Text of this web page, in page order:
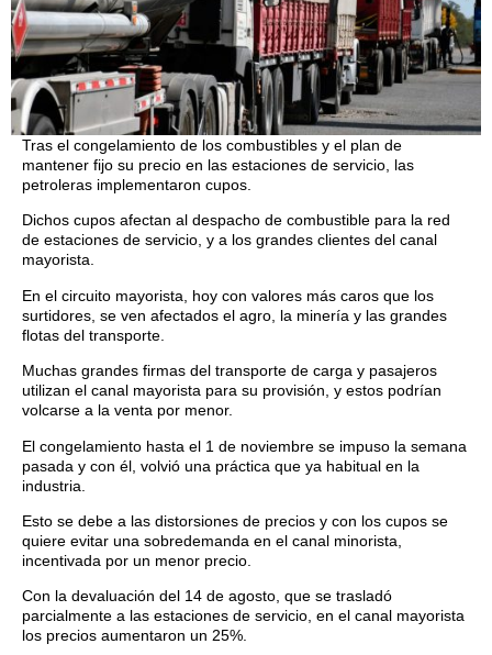
Tras el congelamiento de los combustibles y el plan de
mantener fijo su precio en las estaciones de servicio, las
petroleras implementaron cupos.
Dichos cupos afectan al despacho de combustible para la red
de estaciones de servicio, y a los grandes clientes del canal
mayorista.
En el circuito mayorista, hoy con valores más caros que los
surtidores, se ven afectados el agro, la minería y las grandes
flotas del transporte.
Muchas grandes firmas del transporte de carga y pasajeros
utilizan el canal mayorista para su provisión, y estos podrían
volcarse a la venta por menor.
El congelamiento hasta el 1 de noviembre se impuso la semana
pasada y con él, volvió una práctica que ya habitual en la
industria.
Esto se debe a las distorsiones de precios y con los cupos se
quiere evitar una sobredemanda en el canal minorista,
incentivada por un menor precio.
Con la devaluación del 14 de agosto, que se trasladó
parcialmente a las estaciones de servicio, en el canal mayorista
los precios aumentaron un 25%.